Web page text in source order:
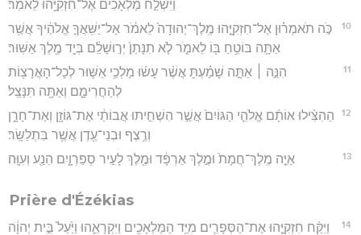
וַיִּשְׁלַ֣ח מַלְאָכִ֔ים אֶל־חִזְקִיָּ֖הוּ לֵאמֹֽר׃
10
כֹּ֣ה תֹאמְר֗וּן אֶל־חִזְקִיָּ֤הוּ מֶֽלֶךְ־יְהוּדָה֙ לֵאמֹ֔ר אַל־יַשִּֽׁאֲךָ֣ אֱלֹהֶ֔יךָ אֲשֶׁ֥ר
אַתָּ֛ה בּוֹטֵ֥חַ בּ֖וֹ לֵאמֹ֑ר לֹ֤א תִנָּתֵן֙ יְר֣וּשָׁלִַ֔ם בְּיַ֖ד מֶ֥לֶךְ אַשּֽׁוּר׃
11
הִנֵּ֣ה ׀ אַתָּ֣ה שָׁמַ֗עְתָּ אֲשֶׁ֨ר עָשׂ֜וּ מַלְכֵ֥י אַשּׁ֛וּר לְכָל־הָאֲרָצ֖וֹת
לְהַחֲרִימָ֑ם וְאַתָּ֖ה תִּנָּצֵֽל׃
12
הַהִצִּ֨ילוּ אוֹתָ֜ם אֱלֹהֵ֤י הַגּוֹיִם֙ אֲשֶׁ֣ר הִשְׁחִ֣יתוּ אֲבוֹתַ֔י אֶת־גּוֹזָ֖ן וְאֶת־חָרָ֑ן
וְרֶ֥צֶף וּבְנֵי־עֶ֖דֶן אֲשֶׁ֥ר בִּתְלַשָּֽׂר׃
13 אַיֵּ֤ה מֶֽלֶךְ־חֲמָת֙ וּמֶ֣לֶךְ אַרְפָּ֔ד וּמֶ֖לֶךְ לָעִ֣יר סְפַרְוָ֑יִם הֵנַ֖ע וְעִוָּֽה׃
Prière d'Ézékias
14
וַיִּקַּ֨ח חִזְקִיָּ֧הוּ אֶת־הַסְּפָרִ֛ים מִיַּ֥ד הַמַּלְאָכִ֖ים וַיִּקְרָאֵ֑הוּ וַיַּ֙עַל֙ בֵּ֣ית יְהוָ֔ה